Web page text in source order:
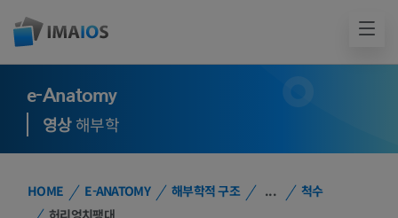
e-Anatomy
영상해부학
HOME E-ANATOMY 해부학적 구조 ...
척수